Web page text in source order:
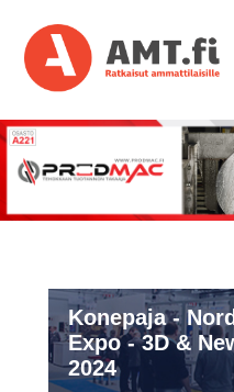
Konepaja -
Expo - 3D &
2024